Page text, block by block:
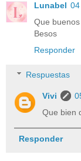
Lunabel
Que
Besos
Responder
Respuestas
Vivi
Que bien
Responder